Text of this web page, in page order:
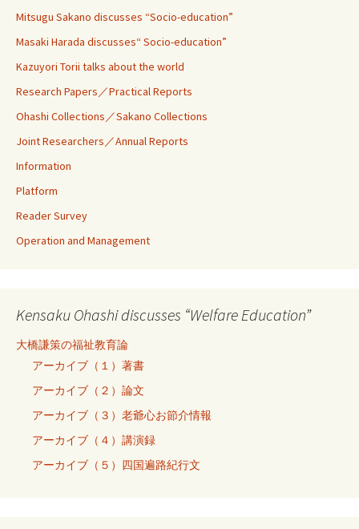
Mitsugu Sakano discusses “Socio-education”
Masaki Harada discusses“ Socio-education”
Kazuyori Torii talks about the world
Research Papers／Practical Reports
Ohashi Collections／Sakano Collections
Joint Researchers／Annual Reports
Information
Platform
Reader Survey
Operation and Management
Kensaku Ohashi discusses “Welfare Education”
大橋謙策の福祉教育論
アーカイブ（１）著書
アーカイブ（２）論文
アーカイブ（３）老爺心お節介情報
アーカイブ（４）講演録
アーカイブ（５）四国遍路紀行文